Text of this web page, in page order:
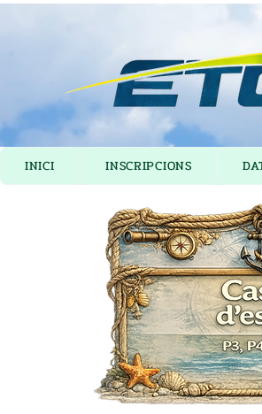
INICI INSCRIPCIONS